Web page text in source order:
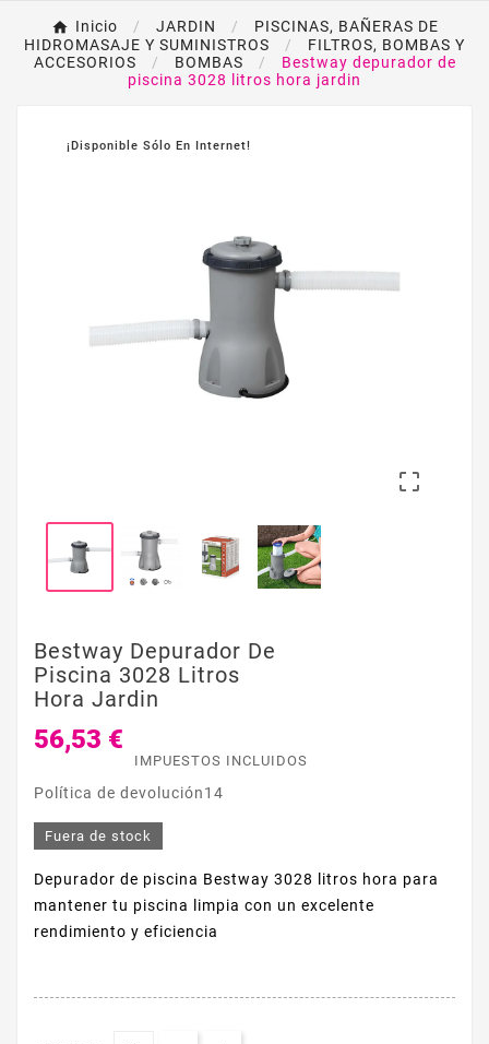
Inicio JARDIN
PISCINAS, BAÑERAS DE
HIDROMASAJE Y SUMINISTROS
FILTROS, BOMBAS Y
ACCESORIOS
BOMBAS
Bestway depurador de
piscina 3028 litros hora jardin
¡Disponible Sólo En Internet!

Bestway Depurador De
Piscina 3028 Litros
Hora Jardin
56,53 €
IMPUESTOS INCLUIDOS
Política de devolución14
Fuera de stock
Depurador de piscina Bestway 3028 litros hora para
mantener tu piscina limpia con un excelente
rendimiento y eficiencia